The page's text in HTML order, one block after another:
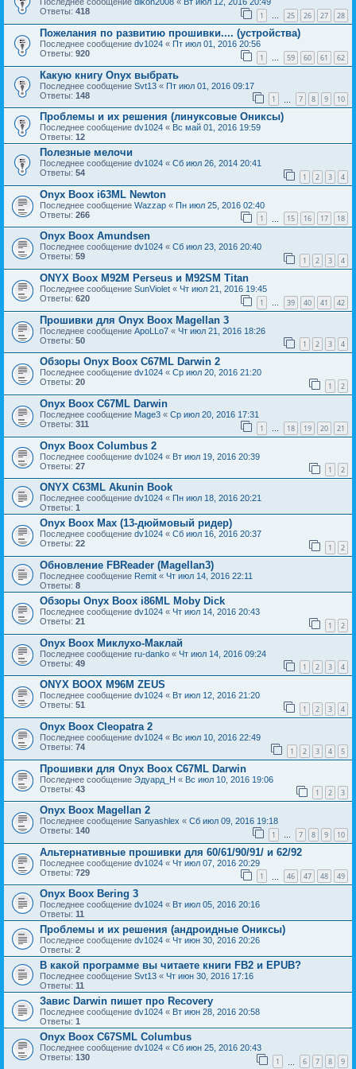
Ответы: 418 1 … 25 26 27 28
Пожелания по развитию прошивки.... (устройства)
Последнее сообщение dv1024 « Пт июл 01, 2016 20:56
Ответы: 920 1 … 59 60 61 62
Какую книгу Onyx выбрать
Последнее сообщение Svt13 « Пт июл 01, 2016 09:17
Ответы: 148 1 7 8 9 10
Проблемы и их решения (линуксовые Ониксы)
Последнее сообщение dv1024 « Вс май 01, 2016 19:59
Ответы: 12
Полезные мелочи
Последнее сообщение dv1024 « Сб июл 26, 2014 20:41
Ответы: 54 1 2 3 4
Onyx Boox i63ML Newton
Последнее сообщение Wazzap « Пн июл 25, 2016 02:40
Ответы: 266 1 15 16 17 18
Onyx Boox Amundsen
Последнее сообщение dv1024 « Сб июл 23, 2016 20:40
Ответы: 59 1 2 3 4
ONYX Boox M92M Perseus и M92SM Titan
Последнее сообщение SunViolet « Чт июл 21, 2016 19:45
Ответы: 620 1 … 39 40 41 42
Прошивки для Onyx Boox Magellan 3
Последнее сообщение ApoLLo7 « Чт июл 21, 2016 18:26
Ответы: 50 1 2 3 4
Обзоры Onyx Boox C67ML Darwin 2
Последнее сообщение dv1024 « Ср июл 20, 2016 21:20
Ответы: 20 1 2
Onyx Boox C67ML Darwin
Последнее сообщение Mage3 « Ср июл 20, 2016 17:31
Ответы: 311 1 … 18 19 20 21
Onyx Boox Columbus 2
Последнее сообщение dv1024 « Вт июл 19, 2016 20:39
Ответы: 27 1 2
ONYX C63ML Akunin Book
Последнее сообщение dv1024 « Пн июл 18, 2016 20:21
Ответы: 1
Onyx Boox Max (13-дюймовый ридер)
Последнее сообщение dv1024 « Сб июл 16, 2016 20:37
Ответы: 22 1 2
Обновление FBReader (Magellan3)
Последнее сообщение Remit « Чт июл 14, 2016 22:11
Ответы: 8
Обзоры Onyx Boox i86ML Moby Dick
Последнее сообщение dv1024 « Чт июл 14, 2016 20:43
Ответы: 21 1 2
Onyx Boox Миклухо-Маклай
Последнее сообщение ru-danko « Чт июл 14, 2016 09:24
Ответы: 49 1 2 3 4
ONYX BOOX M96M ZEUS
Последнее сообщение dv1024 « Вт июл 12, 2016 21:20
Ответы: 51 1 2 3 4
Onyx Boox Cleopatra 2
Последнее сообщение dv1024 « Вс июл 10, 2016 22:49
Ответы: 74 1 2 3 4 5
Прошивки для Onyx Boox C67ML Darwin
Последнее сообщение Эдуард_Н « Вс июл 10, 2016 19:06
Ответы: 43 1 2 3
Onyx Boox Magellan 2
Последнее сообщение Sanyashlex « Сб июл 09, 2016 19:18
Ответы: 140 1 … 7 8 9 10
Альтернативные прошивки для 60/61/90/91/ и 62/92
Последнее сообщение dv1024 « Чт июл 07, 2016 20:29
Ответы: 729 1 46 47 48 49
Onyx Boox Bering 3
Последнее сообщение dv1024 « Вт июл 05, 2016 20:16
Ответы: 11
Проблемы и их решения (андроидные Ониксы)
Последнее сообщение dv1024 « Чт июн 30, 2016 20:26
Ответы: 2
В какой программе вы читаете книги FB2 и EPUB?
Последнее сообщение Svt13 « Чт июн 30, 2016 17:16
Ответы: 11
Завис Darwin пишет про Recovery
Последнее сообщение dv1024 « Вт июн 28, 2016 20:58
Ответы: 1
Onyx Boox C67SML Columbus
Последнее сообщение dv1024 « Сб июн 25, 2016 20:43
Ответы: 130 1 6 7 8 9